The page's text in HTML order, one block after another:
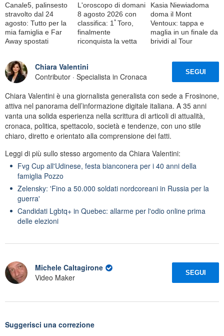
Canale5, palinsesto
stravolto dal 24
agosto: Tutto per la
mia famiglia e Far
Away spostati
L'oroscopo di domani
8 agosto 2026 con
classifica: 1ﾟToro,
finalmente
riconquista la vetta
Kasia Niewiadoma
doma il Mont
Ventoux: tappa e
maglia in un finale da
brividi al Tour
Chiara Valentini
Contributor · Specialista in Cronaca
SEGUI
Chiara Valentini è una giornalista generalista con sede a Frosinone,
attiva nel panorama dell’informazione digitale italiana. A 35 anni
vanta una solida esperienza nella scrittura di articoli di attualità,
cronaca, politica, spettacolo, società e tendenze, con uno stile
chiaro, diretto e orientato alla comprensione dei fatti.
Leggi di più sullo stesso argomento da Chiara Valentini:
Fvg Cup all'Udinese, festa bianconera per i 40 anni della
famiglia Pozzo
Zelensky: 'Fino a 50.000 soldati nordcoreani in Russia per la
guerra'
Candidati Lgbtq+ in Quebec: allarme per l'odio online prima
delle elezioni
Michele Caltagirone
Video Maker
SEGUI
Suggerisci una correzione